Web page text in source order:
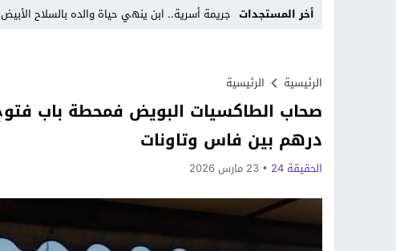
أخر المستجدات جريمة أسرية.. ابن ينهي حياة والده بالسلاح الأبيض
Previous
Next
الرئيسية الرئيسية
درهم بين فاس وتاونات
الحقيقة 24 23 مارس 2026